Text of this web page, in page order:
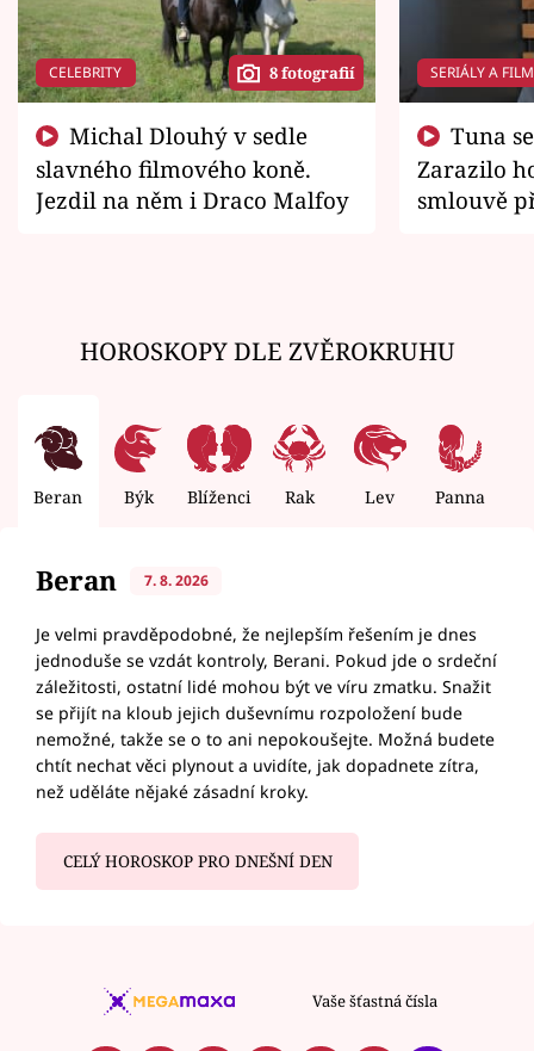
CELEBRITY 8 fotografií
slavného filmového koně.
Jezdil na něm i Draco Malfoy
SERIÁLY A
Zarazilo
smlouvě
HOROSKOPY DLE ZVĚROKRUHU
Beran Býk Blíženci Rak Lev Panna
Beran 7. 8. 2026
Je velmi pravděpodobné, že nejlepším řešením je dnes
jednoduše se vzdát kontroly, Berani. Pokud jde o srdeční
záležitosti, ostatní lidé mohou být ve víru zmatku. Snažit
se přijít na kloub jejich duševnímu rozpoložení bude
nemožné, takže se o to ani nepokoušejte. Možná budete
chtít nechat věci plynout a uvidíte, jak dopadnete zítra,
než uděláte nějaké zásadní kroky.
CELÝ HOROSKOP PRO DNEŠNÍ DEN
Vaše šťastná čísla